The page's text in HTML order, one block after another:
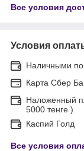
Все условия
Условия
Наличными по
Карта Сбер
Наложенный
5000 тенге )
Каспий Голд
Все условия